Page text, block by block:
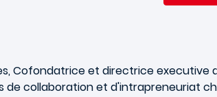
Cofondatrice et directrice executive
de collaboration et d'intrapreneuriat